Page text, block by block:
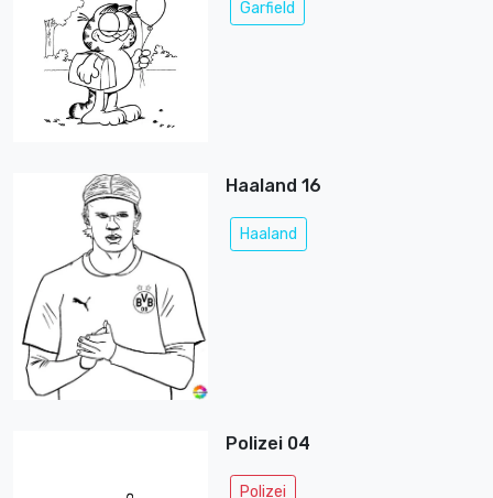
Garfield
Haaland 16
Haaland
Polizei 04
Polizei